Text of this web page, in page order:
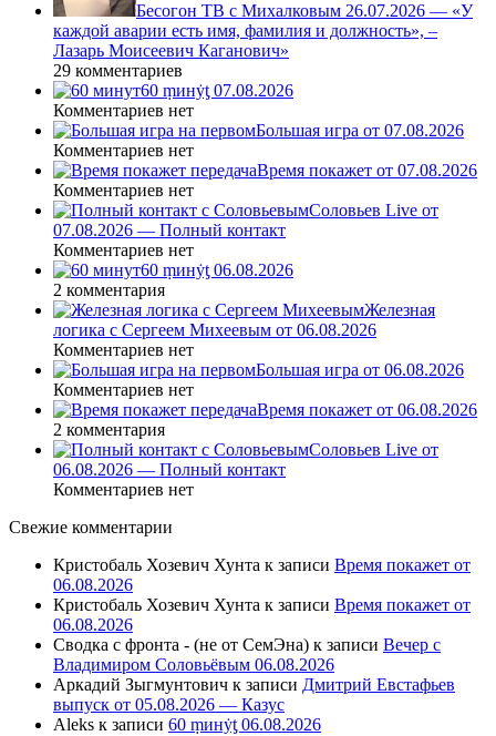
Бесогон ТВ с Михалковым 26.07.2026 — «У
каждой аварии есть имя, фамилия и должность», –
Лазарь Моисеевич Каганович»
29 комментариев
60 ṃинẏƫ 07.08.2026
Комментариев нет
Большая игра от 07.08.2026
Комментариев нет
Время покажет от 07.08.2026
Комментариев нет
Соловьев Live от
07.08.2026 — Полный контакт
Комментариев нет
60 ṃинẏƫ 06.08.2026
2 комментария
Железная
логика с Сергеем Михеевым от 06.08.2026
Комментариев нет
Большая игра от 06.08.2026
Комментариев нет
Время покажет от 06.08.2026
2 комментария
Соловьев Live от
06.08.2026 — Полный контакт
Комментариев нет
Свежие комментарии
Кристобаль Хозевич Хунта к записи Время покажет от
06.08.2026
Кристобаль Хозевич Хунта к записи Время покажет от
06.08.2026
Сводка с фронта - (не от СемЭна) к записи Вечер с
Владимиром Соловьёвым 06.08.2026
Аркадий Зыгмунтович к записи Дмитрий Евстафьев
выпуск от 05.08.2026 — Казус
Aleks к записи 60 ṃинẏƫ 06.08.2026